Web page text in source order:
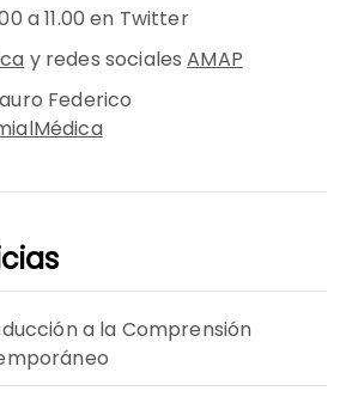
a 11.00 en Twitter
y redes socialesAMAP
Federico
a la Comprensión